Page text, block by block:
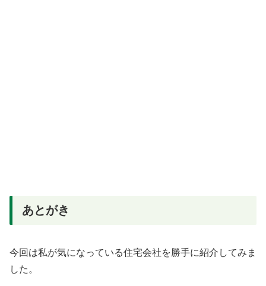
あとがき
今回は私が気になっている住宅会社を勝手に紹介してみま
した。